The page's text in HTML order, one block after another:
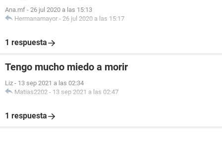
Ana.mf - 26 jul 2020 a las 15:13
Hermanamayor - 26 jul 2020 a las 15:17
1 respuesta
Tengo mucho miedo a morir
Liz - 13 sep 2021 a las 02:34
Matias2202 - 13 sep 2021 a las 02:47
1 respuesta